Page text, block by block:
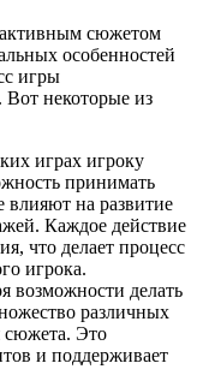
сюжетом
особенностей
игры
некоторые из
играх игроку
принимать
влияют на развитие
Каждое действие
что делает процесс
игрока.
возможности делать
различных
сюжета. Это
и поддерживает